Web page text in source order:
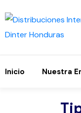
Inicio Nuestra